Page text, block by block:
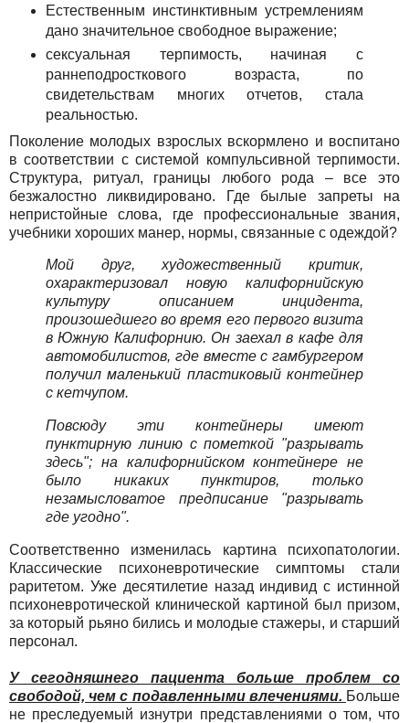
Естественным инстинктивным устремлениям
дано значительное свободное выражение;
сексуальная терпимость, начиная с
раннеподросткового возраста, по
свидетельствам многих отчетов, стала
реальностью.
Поколение молодых взрослых вскормлено и воспитано
в соответствии с системой компульсивной терпимости.
Структура, ритуал, границы любого рода – все это
безжалостно ликвидировано. Где былые запреты на
непристойные слова, где профессиональные звания,
учебники хороших манер, нормы, связанные с одеждой?
Мой друг, художественный критик,
охарактеризовал новую калифорнийскую
культуру описанием инцидента,
произошедшего во время его первого визита
в Южную Калифорнию. Он заехал в кафе для
автомобилистов, где вместе с гамбургером
получил маленький пластиковый контейнер
с кетчупом.
Повсюду эти контейнеры имеют
пунктирную линию с пометкой "разрывать
здесь"; на калифорнийском контейнере не
было никаких пунктиров, только
незамысловатое предписание "разрывать
где угодно".
Соответственно изменилась картина психопатологии.
Классические психоневротические симптомы стали
раритетом. Уже десятилетие назад индивид с истинной
психоневротической клинической картиной был призом,
за который рьяно бились и молодые стажеры, и старший
персонал.
У сегодняшнего пациента больше проблем со
свободой, чем с подавленными влечениями. Больше
не преследуемый изнутри представлениями о том, что